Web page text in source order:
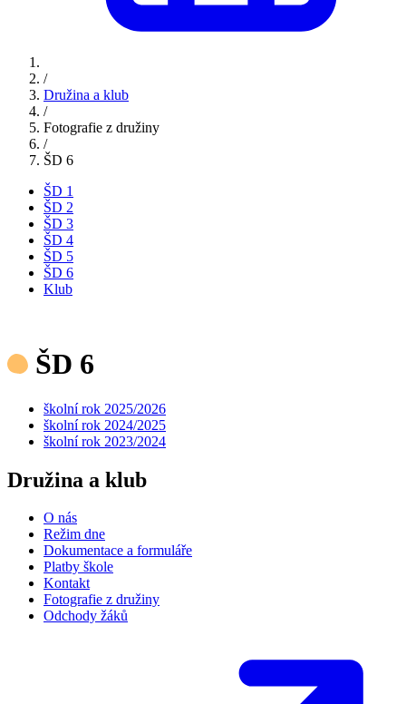
/
Družina a klub
/
Fotografie z družiny
/
ŠD 6
ŠD 1
ŠD 2
ŠD 3
ŠD 4
ŠD 5
ŠD 6
Klub
ŠD 6
školní rok 2025/2026
školní rok 2024/2025
školní rok 2023/2024
Družina a klub
O nás
Režim dne
Dokumentace a formuláře
Platby škole
Kontakt
Fotografie z družiny
Odchody žáků